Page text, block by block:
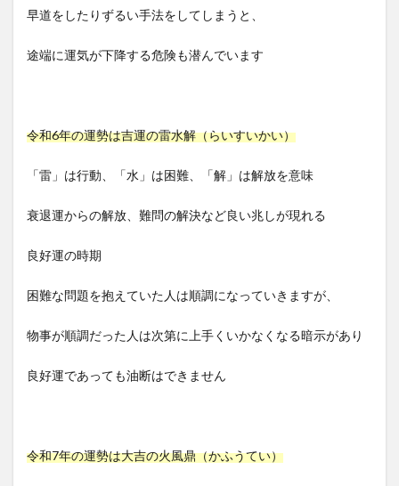
早道をしたりずるい手法をしてしまうと、
途端に運気が下降する危険も潜んでいます
令和6年の運勢は吉運の雷水解（らいすいかい）
「雷」は行動、「水」は困難、「解」は解放を意味
衰退運からの解放、難問の解決など良い兆しが現れる
良好運の時期
困難な問題を抱えていた人は順調になっていきますが、
物事が順調だった人は次第に上手くいかなくなる暗示があり
良好運であっても油断はできません
令和7年の運勢は大吉の火風鼎（かふうてい）